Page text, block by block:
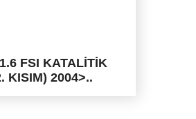
FSI KATALİTİK
KISIM) 2004>..